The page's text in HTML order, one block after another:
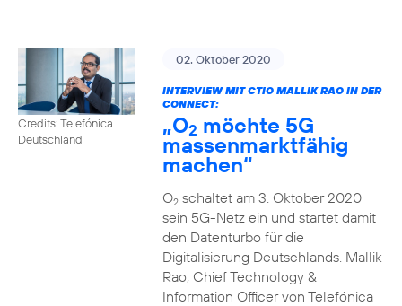
Credits: Telefónica
Deutschland
02. Oktober 2020
INTERVIEW MIT CTIO MALLIK RAO IN DER
CONNECT:
„O2 möchte 5G
massenmarktfähig
machen“
O2schaltet am 3. Oktober 2020
sein 5G-Netz ein und startet damit
den Datenturbo für die
Digitalisierung Deutschlands. Mallik
Rao, Chief Technology &
Information Officer von Telefónica